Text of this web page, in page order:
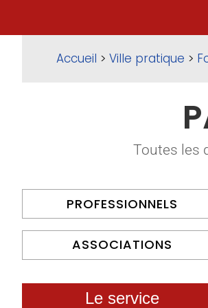
Accueil > Ville pratique >
Toutes les
PROFESSIONNELS
ASSOCIATIONS
Le service